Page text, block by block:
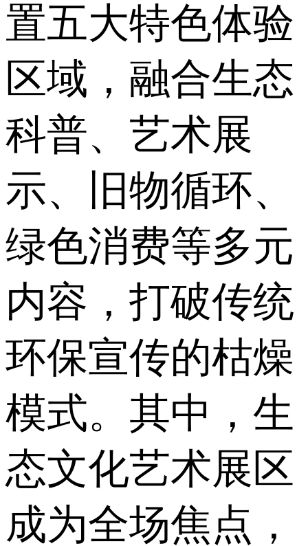
置五大特色体验
区域，融合生态
科普、艺术展
示、旧物循环、
绿色消费等多元
内容，打破传统
环保宣传的枯燥
模式。其中，生
态文化艺术展区
成为全场焦点，